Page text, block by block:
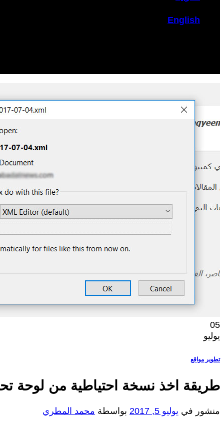
English
05
يوليو
تطوير مواقع
طريقة اخذ نسخة احتياطية من لوحة
منشور في يوليو 5, 2017 بواسطة محمد المطري